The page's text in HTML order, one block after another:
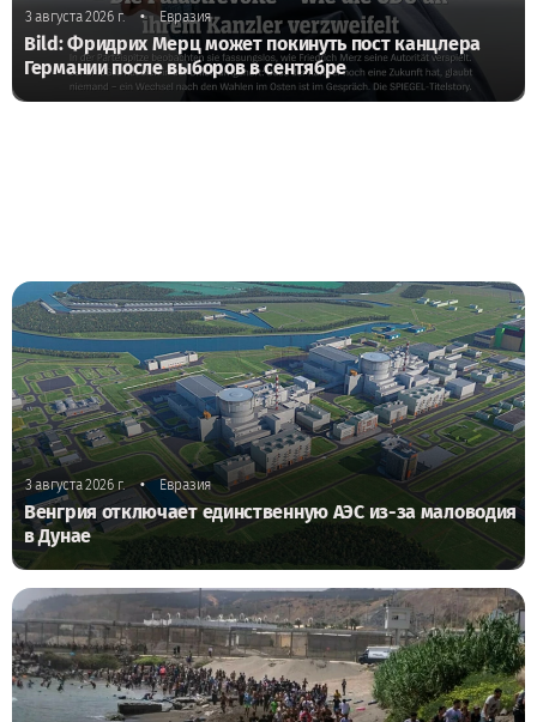
3 августа 2026 г. • Евразия
Bild: Фридрих Мерц может покинуть пост канцлера
Германии после выборов в сентябре
3 августа 2026 г. • Евразия
Венгрия отключает единственную АЭС из-за маловодия
в Дунае